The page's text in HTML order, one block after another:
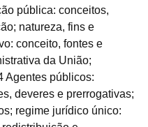
pública: conceitos,
natureza, fins e
conceito, fontes e
da União;
Agentes públicos:
deveres e prerrogativas;
regime jurídico único: